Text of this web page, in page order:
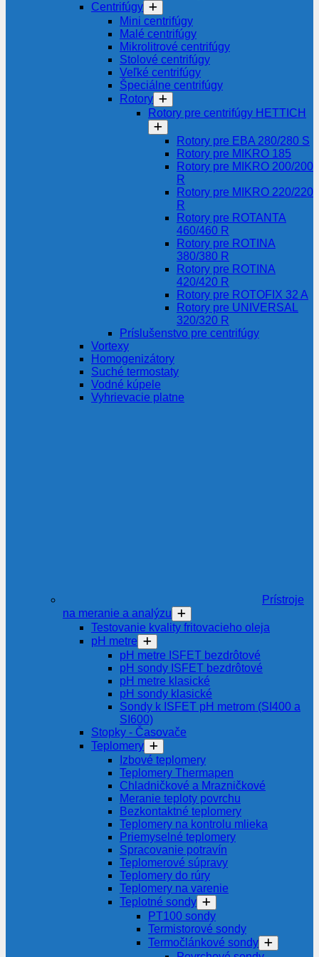
Centrifúgy
Mini centrifúgy
Malé centrifúgy
Mikrolitrové centrifúgy
Stolové centrifúgy
Veľké centrifúgy
Špeciálne centrifúgy
Rotory
Rotory pre centrifúgy HETTICH
Rotory pre EBA 280/280 S
Rotory pre MIKRO 185
Rotory pre MIKRO 200/200
R
Rotory pre MIKRO 220/220
R
Rotory pre ROTANTA
460/460 R
Rotory pre ROTINA
380/380 R
Rotory pre ROTINA
420/420 R
Rotory pre ROTOFIX 32 A
Rotory pre UNIVERSAL
320/320 R
Príslušenstvo pre centrifúgy
Vortexy
Homogenizátory
Suché termostaty
Vodné kúpele
Vyhrievacie platne
Prístroje
na meranie a analýzu
Testovanie kvality fritovacieho oleja
pH metre
pH metre ISFET bezdrôtové
pH sondy ISFET bezdrôtové
pH metre klasické
pH sondy klasické
Sondy k ISFET pH metrom (SI400 a
SI600)
Stopky - Časovače
Teplomery
Izbové teplomery
Teplomery Thermapen
Chladničkové a Mrazničkové
Meranie teploty povrchu
Bezkontaktné teplomery
Teplomery na kontrolu mlieka
Priemyselné teplomery
Spracovanie potravín
Teplomerové súpravy
Teplomery do rúry
Teplomery na varenie
Teplotné sondy
PT100 sondy
Termistorové sondy
Termočlánkové sondy